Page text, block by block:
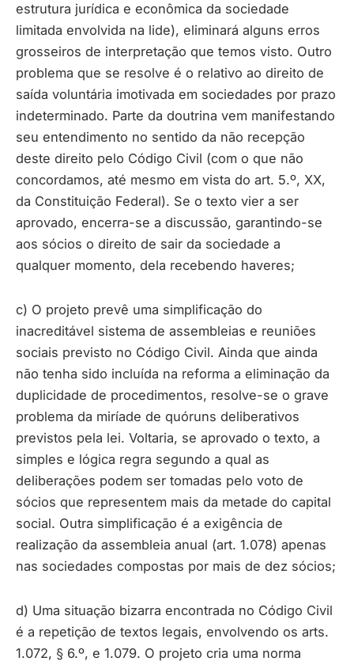
estrutura jurídica e econômica da sociedade
limitada envolvida na lide), eliminará alguns erros
grosseiros de interpretação que temos visto. Outro
problema que se resolve é o relativo ao direito de
saída voluntária imotivada em sociedades por prazo
indeterminado. Parte da doutrina vem manifestando
seu entendimento no sentido da não recepção
deste direito pelo Código Civil (com o que não
concordamos, até mesmo em vista do art. 5.º, XX,
da Constituição Federal). Se o texto vier a ser
aprovado, encerra-se a discussão, garantindo-se
aos sócios o direito de sair da sociedade a
qualquer momento, dela recebendo haveres;
c) O projeto prevê uma simplificação do
inacreditável sistema de assembleias e reuniões
sociais previsto no Código Civil. Ainda que ainda
não tenha sido incluída na reforma a eliminação da
duplicidade de procedimentos, resolve-se o grave
problema da miríade de quóruns deliberativos
previstos pela lei. Voltaria, se aprovado o texto, a
simples e lógica regra segundo a qual as
deliberações podem ser tomadas pelo voto de
sócios que representem mais da metade do capital
social. Outra simplificação é a exigência de
realização da assembleia anual (art. 1.078) apenas
nas sociedades compostas por mais de dez sócios;
d) Uma situação bizarra encontrada no Código Civil
é a repetição de textos legais, envolvendo os arts.
1.072, § 6.º, e 1.079. O projeto cria uma norma